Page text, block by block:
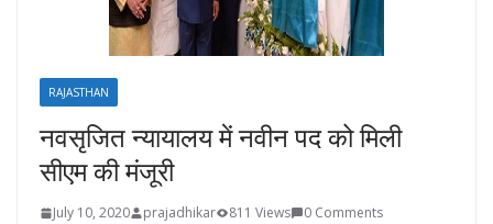
RAJASTHAN
नवसृजित न्यायालय में नवीन पद को मिली
सीएम की मंजूरी
July 10, 2020 prajadhikar 811 Views
0 Comments